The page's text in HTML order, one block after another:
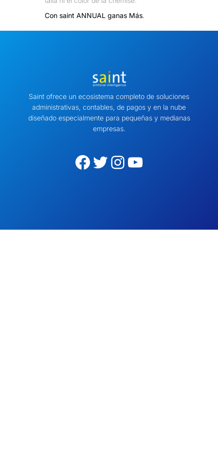
Con saint ANNUAL ganas Más.
Saint ofrece un ecosistema completo de soluciones
administrativas, contables, de pagos y en la nube
diseñado especialmente para pequeñas y medianas
empresas.
Facebook Twitter Instagram YouTube